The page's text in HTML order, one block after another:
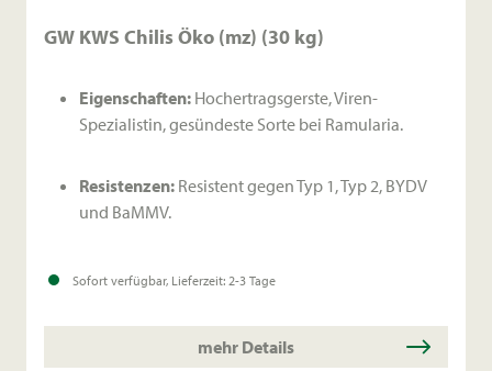
GW KWS Chilis Öko (mz) (30 kg)
Eigenschaften: Hochertragsgerste, Viren-
Spezialistin, gesündeste Sorte bei Ramularia.
Resistenzen: Resistent gegen Typ 1, Typ 2, BYDV
und BaMMV.
Ertrag:Erträge auf Niveau von Esprit,
Sofort verfügbar, Lieferzeit: 2-3 Tage
mehr Details